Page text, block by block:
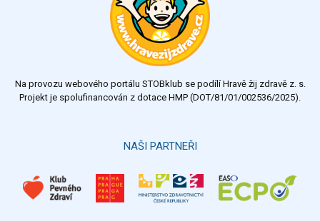
Na provozu webového portálu STOBklub se podílí Hravě žij zdravě z. s.
Projekt je spolufinancován z dotace HMP (DOT/81/01/002536/2025).
NAŠI PARTNEŘI